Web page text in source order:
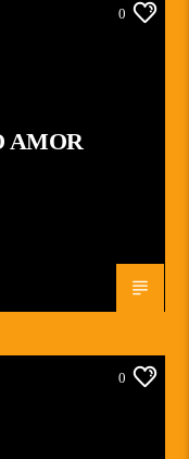
0
AMOR
0